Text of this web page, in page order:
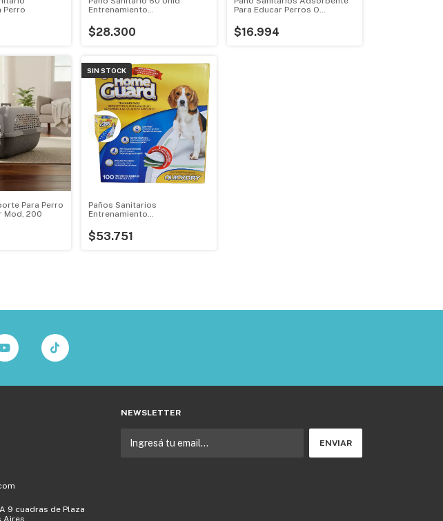
Perro
Entrenamiento
$28.300
Para Educar Perros O
$16.994
Para Perro
Mod, 200
SIN STOCK
Paños Sanitarios
Entrenamiento
Unid
$53.751
9 cuadras de Plaza
NEWSLETTER